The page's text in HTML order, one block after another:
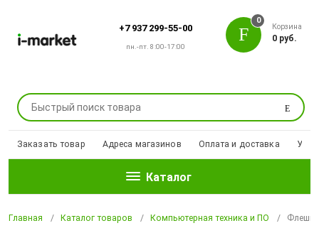
+7 937 299-55-00
пн.-пт. 8:00-17:00
Поиск
0
Корзина
0 руб.
Заказать товар Адреса магазинов Оплата и доставка
Каталог
Главная Каталог товаров Компьютерная техника и ПО Флешка